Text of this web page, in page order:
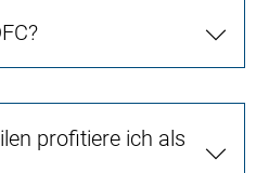
profitiere ich als